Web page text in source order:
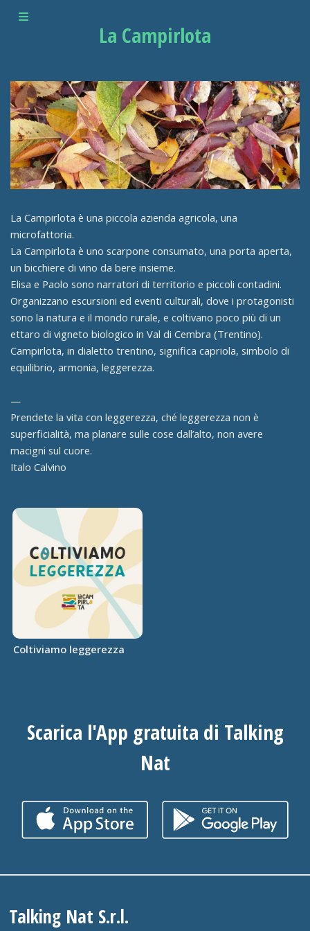
La Campirlota
La Campirlota è una piccola azienda agricola, una
microfattoria.
La Campirlota è uno scarpone consumato, una porta aperta,
un bicchiere di vino da bere insieme.
Elisa e Paolo sono narratori di territorio e piccoli contadini.
Organizzano escursioni ed eventi culturali, dove i protagonisti
sono la natura e il mondo rurale, e coltivano poco più di un
ettaro di vigneto biologico in Val di Cembra (Trentino).
Campirlota, in dialetto trentino, significa capriola, simbolo di
equilibrio, armonia, leggerezza.
—
Prendete la vita con leggerezza, ché leggerezza non è
superficialità, ma planare sulle cose dall’alto, non avere
macigni sul cuore.
Italo Calvino
Coltiviamo leggerezza
Scarica l'App gratuita di Talking
Nat
Talking Nat S.r.l.